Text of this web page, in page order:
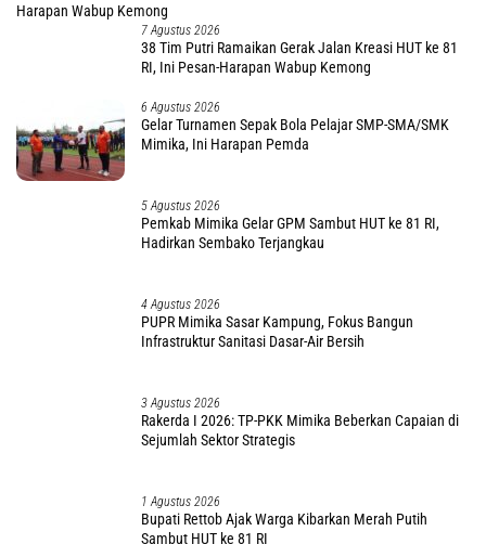
7 Agustus 2026
38 Tim Putri Ramaikan Gerak Jalan Kreasi HUT ke 81
RI, Ini Pesan-Harapan Wabup Kemong
6 Agustus 2026
Gelar Turnamen Sepak Bola Pelajar SMP-SMA/SMK
Mimika, Ini Harapan Pemda
5 Agustus 2026
PUPR Mimika Sasar Kampung, Fokus Bangun
Infrastruktur Sanitasi Dasar-Air Bersih
3 Agustus 2026
Rakerda I 2026: TP-PKK Mimika Beberkan Capaian di
Sejumlah Sektor Strategis